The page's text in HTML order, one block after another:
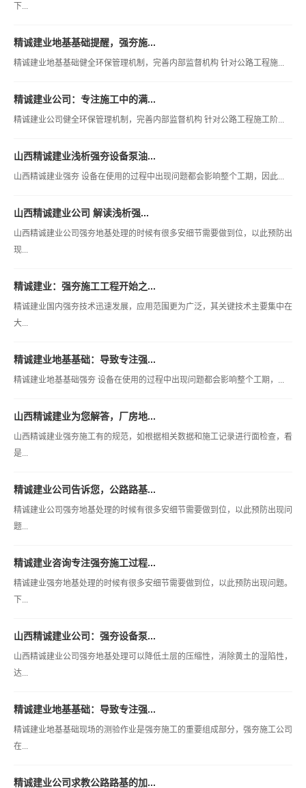
下...
精诚建业地基基础提醒，强夯施...
精诚建业地基基础健全环保管理机制，完善内部监督机构 针对公路工程施...
精诚建业公司：专注施工中的满...
精诚建业公司健全环保管理机制，完善内部监督机构 针对公路工程施工阶...
山西精诚建业浅析强夯设备泵油...
山西精诚建业强夯 设备在使用的过程中出现问题都会影响整个工期，因此...
山西精诚建业公司 解读浅析强...
山西精诚建业公司强夯地基处理的时候有很多安细节需要做到位，以此预防出
现...
精诚建业：强夯施工工程开始之...
精诚建业国内强夯技术迅速发展，应用范围更为广泛，其关键技术主要集中在
大...
精诚建业地基基础：导致专注强...
精诚建业地基基础强夯 设备在使用的过程中出现问题都会影响整个工期，...
山西精诚建业为您解答，厂房地...
山西精诚建业强夯施工有的规范，如根据相关数据和施工记录进行面检查，看
是...
精诚建业公司告诉您，公路路基...
精诚建业公司强夯地基处理的时候有很多安细节需要做到位，以此预防出现问
题...
精诚建业咨询专注强夯施工过程...
精诚建业强夯地基处理的时候有很多安细节需要做到位，以此预防出现问题。
下...
山西精诚建业公司：强夯设备泵...
山西精诚建业公司强夯地基处理可以降低土层的压缩性，消除黄土的湿陷性，
达...
精诚建业地基基础：导致专注强...
精诚建业地基基础现场的测验作业是强夯施工的重要组成部分，强夯施工公司
在...
精诚建业公司求教公路路基的加...